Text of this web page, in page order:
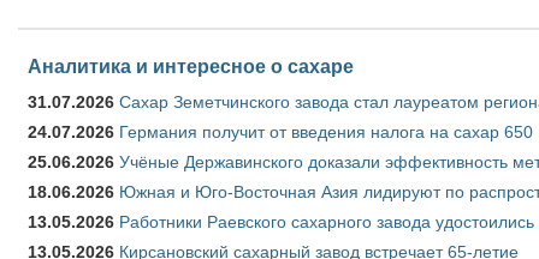
Аналитика и интересное о сахаре
31.07.2026 Сахар Земетчинского завода стал лауреатом
24.07.2026 Германия получит от введения налога на сахар
25.06.2026 Учёные Державинского доказали эффективность
18.06.2026 Южная и Юго-Восточная Азия лидируют по
13.05.2026 Работники Раевского сахарного завода удостоились
13.05.2026 Кирсановский сахарный завод встречает 65-летие